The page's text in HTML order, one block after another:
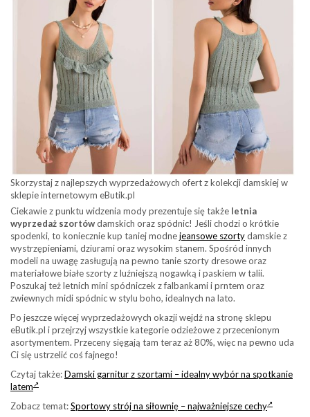
Skorzystaj z najlepszych wyprzedażowych ofert z kolekcji damskiej w
sklepie internetowym eButik.pl
Ciekawie z punktu widzenia mody prezentuje się także letnia
wyprzedaż szortówdamskich oraz spódnic! Jeśli chodzi o krótkie
spodenki, to koniecznie kup taniej modnejeansowe szortydamskie z
wystrzępieniami, dziurami oraz wysokim stanem. Spośród innych
modeli na uwagę zasługują na pewno tanie szorty dresowe oraz
materiałowe białe szorty z luźniejszą nogawką i paskiem w talii.
Poszukaj też letnich mini spódniczek z falbankami i prntem oraz
zwiewnych midi spódnic w stylu boho, idealnych na lato.
Po jeszcze więcej wyprzedażowych okazji wejdź na stronę sklepu
eButik.pl i przejrzyj wszystkie kategorie odzieżowe z przecenionym
asortymentem. Przeceny sięgają tam teraz aż 80%, więc na pewno uda
Ci się ustrzelić coś fajnego!
Czytaj także:Damski garnitur z szortami – idealny wybór na spotkanie
latem
Zobacz temat:Sportowy strój na siłownię – najważniejsze cechy